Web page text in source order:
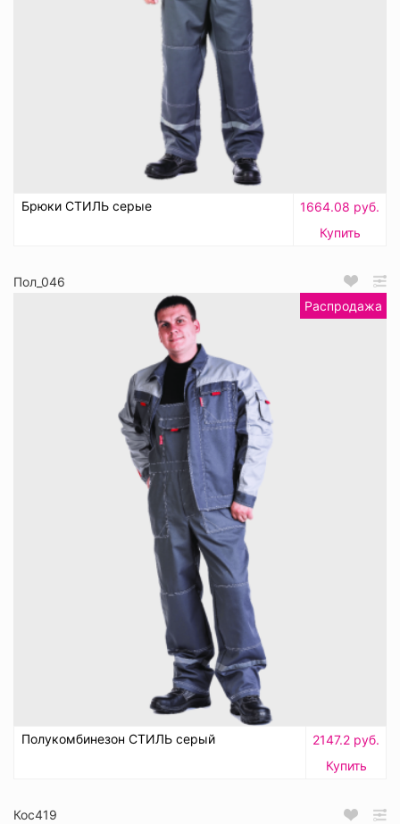
Брюки СТИЛЬ серые
1664.08 руб.
Купить
Пол_046
Распродажа
Полукомбинезон СТИЛЬ серый
2147.2 руб.
Купить
Кос419